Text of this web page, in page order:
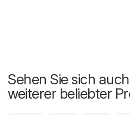
Sehen Sie sich
weiterer beliebter